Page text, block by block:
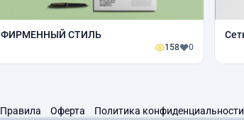
ФИРМЕННЫЙ СТИЛЬ
158 0
Правила Оферта Политика конфиденциальности